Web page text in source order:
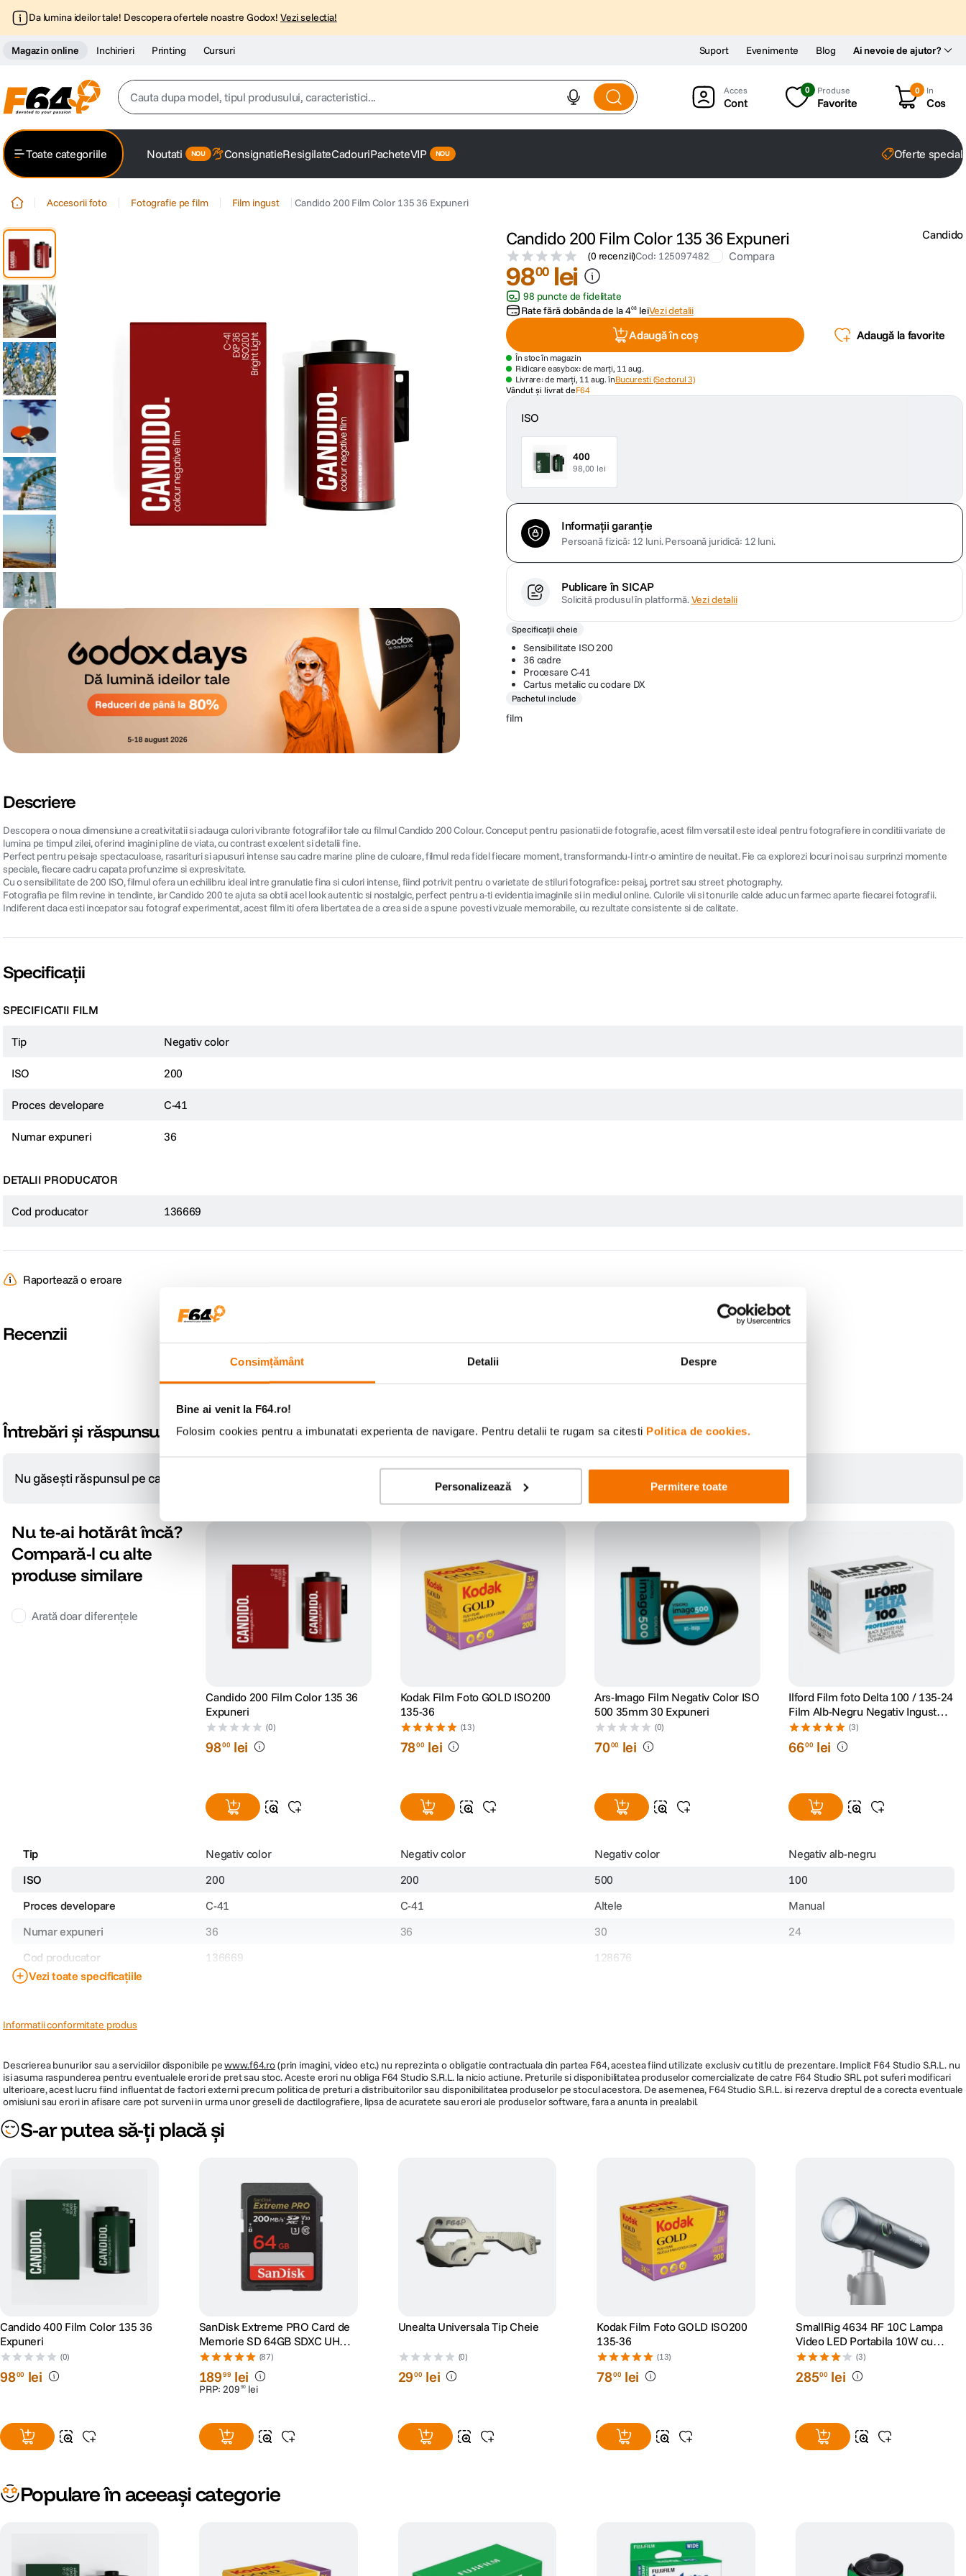
Consimțământ Detalii Despre
Bine ai venit la F64.ro!
Folosim cookies pentru a imbunatati experienta de navigare. Pentru detalii te rugam sa citesti Politica de cookies.
Personalizează Permitere toate
Da lumina ideilor tale! Descopera ofertele noastre Godox! Vezi selectia!
Magazin online Inchirieri Printing Cursuri Ai nevoie de ajutor?
Suport Evenimente Blog
Cauta dupa model, tipul produsului, caracteristici...
2. trepied
8. dji mic mini
9. dji osmo
10. insta 360
Cont
0 Produse
Favorite
0 In
Cos
Toate categoriile Noutati ConsignatieResigilateCadouriPacheteVIP Oferte
Accesorii foto Fotografie pe film Film ingust Candido 200 Film Color 135 36 Expuneri
Candido 200 Film Color 135 36 Expuneri
(0 recenzii)Cod: 125097482 Compara
Candido
9800 lei
98 puncte de fidelitate
Rate fără dobânda de la408 leiVezi detalii
Adaugă în coș Adaugă la favorite
În stoc în magazin
Ridicare easybox: de marți, 11 aug.
Livrare: de marți, 11 aug. înBucuresti (Sectorul 3)
Vândut și livrat deF64
ISO
400
98,00 lei
Informații garanție
Persoană fizică: 12 luni.Persoană juridică: 12 luni.
Publicare în SICAP
Solicită produsul în platformă.Vezi detalii
Specificații cheie
Sensibilitate ISO 200
36 cadre
Procesare C-41
Cartus metalic cu codare DX
Pachetul include
film
Descriere
Descopera o noua dimensiune a creativitatii si adauga culori vibrante fotografiilor tale cu filmul Candido 200 Colour. Conceput pentru pasionatii de fotografie, acest film versatil este ideal pentru fotografiere in conditii variate de
lumina pe timpul zilei, oferind imagini pline de viata, cu contrast excelent si detalii fine.
Perfect pentru peisaje spectaculoase, rasarituri si apusuri intense sau cadre marine pline de culoare, filmul reda fidel fiecare moment, transformandu-l intr-o amintire de neuitat. Fie ca explorezi locuri noi sau surprinzi momente
speciale, fiecare cadru capata profunzime si expresivitate.
Cu o sensibilitate de 200 ISO, filmul ofera un echilibru ideal intre granulatie fina si culori intense, fiind potrivit pentru o varietate de stiluri fotografice: peisaj, portret sau street photography.
Fotografia pe film revine in tendinte, iar Candido 200 te ajuta sa obtii acel look autentic si nostalgic, perfect pentru a-ti evidentia imaginile si in mediul online. Culorile vii si tonurile calde aduc un farmec aparte fiecarei fotografii.
Indiferent daca esti incepator sau fotograf experimentat, acest film iti ofera libertatea de a crea si de a spune povesti vizuale memorabile, cu rezultate consistente si de calitate.
Specificații
SPECIFICATII FILM
Tip Negativ color
ISO 200
Proces developare C-41
Numar expuneri 36
DETALII PRODUCATOR
Cod producator 136669
Raportează o eroare
Recenzii
Întrebări și răspunsuri
Nu găsești răspunsul pe care îl cauți?
Nu te-ai hotărât încă?
Compară-l cu alte
produse similare
Arată doar diferențele
Candido 200 Film Color 135 36
Expuneri
(0)
9800 lei
Kodak Film Foto GOLD ISO200
135-36
(13)
7800 lei
Ars-Imago Film Negativ Color ISO
500 35mm 30 Expuneri
(0)
7000 lei
Ilford Film foto Delta 100 / 135-24
Film Alb-Negru Negativ Ingust
ISO 100 135-24
(3)
6600 lei
Tip Negativ color Negativ color Negativ color
Negativ alb-negru
ISO
200 200 500
100
Proces developare
C-41 C-41 Altele
Manual
Numar expuneri
36 36 30
24
Cod producator
136669
128676
PRP
Vezi toate specificațiile
Informatii conformitate produs
Descrierea bunurilor sau a serviciilor disponibile pewww.f64.ro(prin imagini, video etc.) nu reprezinta o obligatie contractuala din partea F64, acestea fiind utilizate exclusiv cu titlu de prezentare. Implicit F64 Studio S.R.L. nu
isi asuma raspunderea pentru eventualele erori de pret sau stoc. Aceste erori nu obliga F64 Studio S.R.L. la nicio actiune. Preturile si disponibilitatea produselor comercializate de catre F64 Studio SRL pot suferi modificari
ulterioare, acest lucru fiind influentat de factori externi precum politica de preturi a distribuitorilor sau disponibilitatea produselor pe stocul acestora. De asemenea, F64 Studio S.R.L. isi rezerva dreptul de a corecta eventuale
omisiuni sau erori in afisare care pot surveni in urma unor greseli de dactilografiere, lipsa de acuratete sau erori ale produselor software, fara a anunta in prealabil.
S-ar putea să-ți placă și
Candido 400 Film Color 135 36
Expuneri
(0)
9800 lei
SanDisk Extreme PRO Card de
Memorie SD 64GB SDXC UHS-I
Class 10 U3 V30 + 2 Ani
RescuePRO Deluxe
(87)
18999 lei
PRP:209 90 lei
Unealta Universala Tip Cheie
(0)
2900 lei
Kodak Film Foto GOLD ISO200
135-36
(13)
7800 lei
SmallRig 4634 RF 10C Lampa
Video LED Portabila 10W cu
Focus Ajustabil 10°-60°
(3)
28500 lei
Populare în aceeași categorie